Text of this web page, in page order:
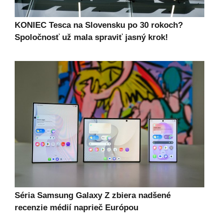
KONIEC Tesca na Slovensku po 30 rokoch?
Spoločnosť už mala spraviť jasný krok!
Séria Samsung Galaxy Z zbiera nadšené
recenzie médií naprieč Európou